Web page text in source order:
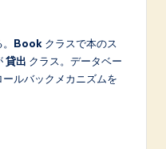
Book クラスで本のス
貸出 クラス。データベー
ルバックメカニズムを